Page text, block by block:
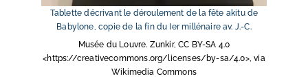
Tablette décrivant le déroulement de la fête akitu de
Babylone, copie de la fin du Ier millénaire av. J.-C.
Musée du Louvre. Zunkir, CC BY-SA 4.0
<https://creativecommons.org/licenses/by-sa/4.0>, via
Wikimedia Commons